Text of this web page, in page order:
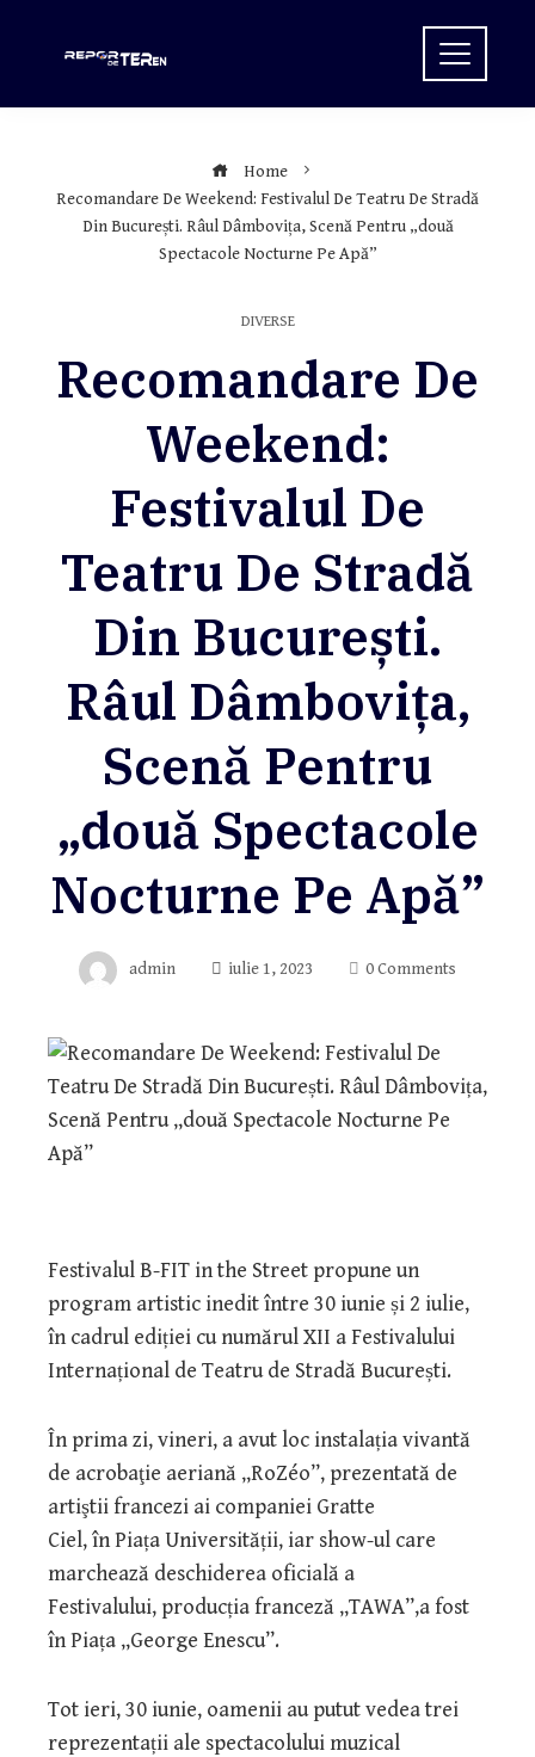
Home
Recomandare De Weekend: Festivalul De Teatru De Stradă
Din București. Râul Dâmbovița, Scenă Pentru „două
Spectacole Nocturne Pe Apă”
DIVERSE
Recomandare De
Weekend:
Festivalul De
Teatru De Stradă
Din București.
Râul Dâmbovița,
Scenă Pentru
„două Spectacole
Nocturne Pe Apă”
admin iulie 1, 2023 0 Comments
Festivalul B-FIT in the Street propune un
program artistic inedit între 30 iunie și 2 iulie,
în cadrul ediției cu numărul XII a Festivalului
Internațional de Teatru de Stradă București.
În prima zi, vineri, a avut loc instalația vivantă
de acrobaţie aeriană „RoZéo”, prezentată de
artiştii francezi ai companiei Gratte
Ciel, în Piața Universității, iar show-ul care
marchează deschiderea oficială a
Festivalului, producția franceză „TAWA”,a fost
în Piața „George Enescu”.
Tot ieri, 30 iunie, oamenii au putut vedea trei
reprezentații ale spectacolului muzical